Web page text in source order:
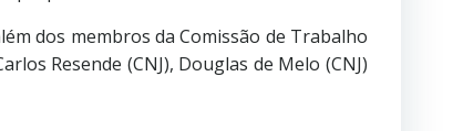
dos membros da Comissão de Trabalho
Resende (CNJ), Douglas de Melo (CNJ)